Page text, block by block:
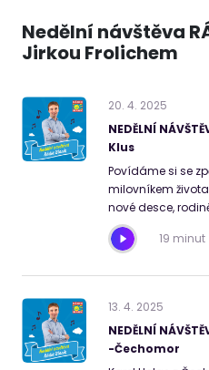
Nedělní návštěva
Jirkou Frolichem
20. 4. 2025
NEDĚLNÍ
Klus
Povídáme si se
milovníkem
nové desce,
19 minut
13. 4. 2025
NEDĚLNÍ
-Čechomor